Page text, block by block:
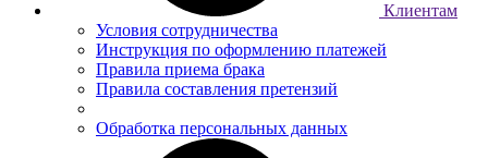
Клиентам
Условия сотрудничества
Инструкция по оформлению платежей
Правила приема брака
Правила составления претензий
Обработка персональных данных